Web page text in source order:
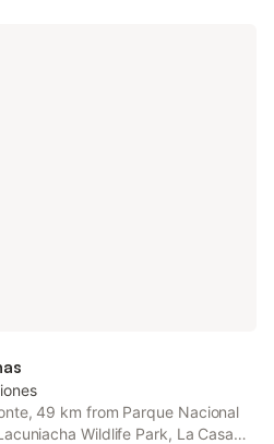
49 km from Parque Nacional
Wildlife Park, La Casa